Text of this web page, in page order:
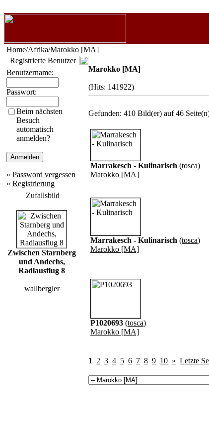
Home/Afrika/Marokko [MA]
Registrierte Benutzer
Benutzername:
Passwort:
Beim nächsten
Besuch
automatisch
anmelden?
» Password vergessen
» Registrierung
Zufallsbild
Zwischen Starnberg
und Andechs,
Radlausflug 8
wallbergler
Marokko [MA]
(Hits: 141922)
Gefunden: 410 Bild(er) auf 46
Marrakesch - Kulinarisch (tosca)
Marokko [MA]
Marrakesch - Kulinarisch (tosca)
Marokko [MA]
P1020693 (tosca)
Marokko [MA]
1 2 3 4 5 6 7 8 9 10 » Letzte